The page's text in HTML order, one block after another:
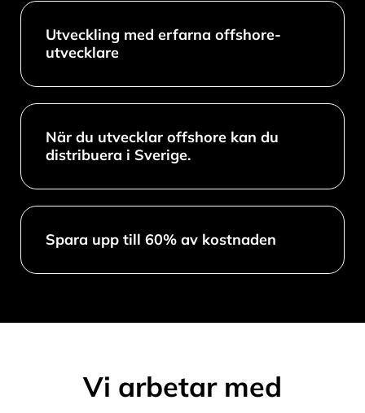
Utveckling med erfarna offshore-
utvecklare
När du utvecklar offshore kan du
distribuera i Sverige.
Spara upp till 60% av kostnaden
Vi arbetar med